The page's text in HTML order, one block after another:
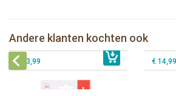
Andere klanten kochten ook
€ 10,99
Sophie de giraf Multi-textuur
rammelaar op wit/rode hangkaart
€ 13,99 € 14,99
Bunnies By The Bay knuffeldoekje
met speenhouder Konijn wit